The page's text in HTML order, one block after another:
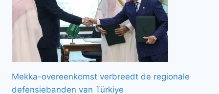
Mekka-overeenkomst verbreedt de regionale
defensiebanden van Türkiye